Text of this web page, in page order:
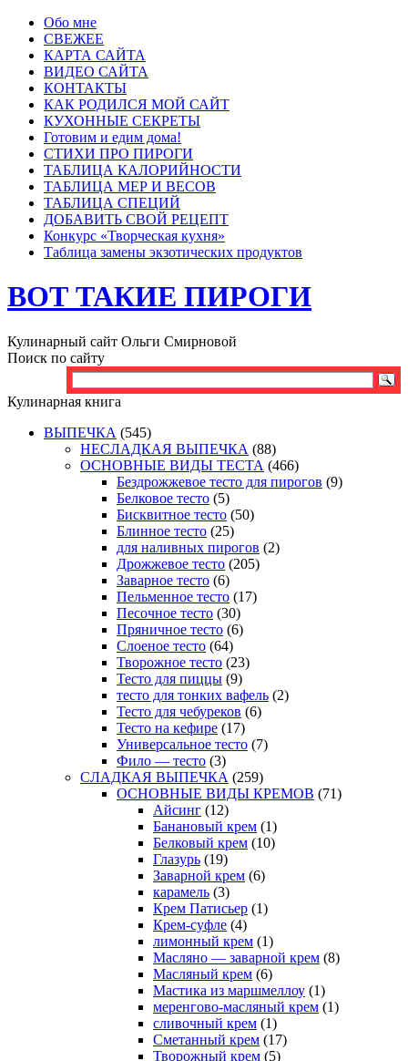
Обо мне
СВЕЖЕЕ
КАРТА САЙТА
ВИДЕО САЙТА
КОНТАКТЫ
КАК РОДИЛСЯ МОЙ САЙТ
КУХОННЫЕ СЕКРЕТЫ
Готовим и едим дома!
СТИХИ ПРО ПИРОГИ
ТАБЛИЦА КАЛОРИЙНОСТИ
ТАБЛИЦА МЕР И ВЕСОВ
ТАБЛИЦА СПЕЦИЙ
ДОБАВИТЬ СВОЙ РЕЦЕПТ
Конкурс «Творческая кухня»
Таблица замены экзотических продуктов
ВОТ ТАКИЕ ПИРОГИ
Кулинарный сайт Ольги Смирновой
Поиск по сайту
Кулинарная книга
ВЫПЕЧКА (545)
НЕСЛАДКАЯ ВЫПЕЧКА (88)
ОСНОВНЫЕ ВИДЫ ТЕСТА (466)
Бездрожжевое тесто для пирогов (9)
Белковое тесто (5)
Бисквитное тесто (50)
Блинное тесто (25)
для наливных пирогов (2)
Дрожжевое тесто (205)
Заварное тесто (6)
Пельменное тесто (17)
Песочное тесто (30)
Пряничное тесто (6)
Слоеное тесто (64)
Творожное тесто (23)
Тесто для пиццы (9)
тесто для тонких вафель (2)
Тесто для чебуреков (6)
Тесто на кефире (17)
Универсальное тесто (7)
Фило — тесто (3)
СЛАДКАЯ ВЫПЕЧКА (259)
ОСНОВНЫЕ ВИДЫ КРЕМОВ (71)
Айсинг (12)
Банановый крем (1)
Белковый крем (10)
Глазурь (19)
Заварной крем (6)
карамель (3)
Крем Патисьер (1)
Крем-суфле (4)
лимонный крем (1)
Масляно — заварной крем (8)
Масляный крем (6)
Мастика из маршмеллоу (1)
меренгово-масляный крем (1)
сливочный крем (1)
Сметанный крем (17)
Творожный крем (5)